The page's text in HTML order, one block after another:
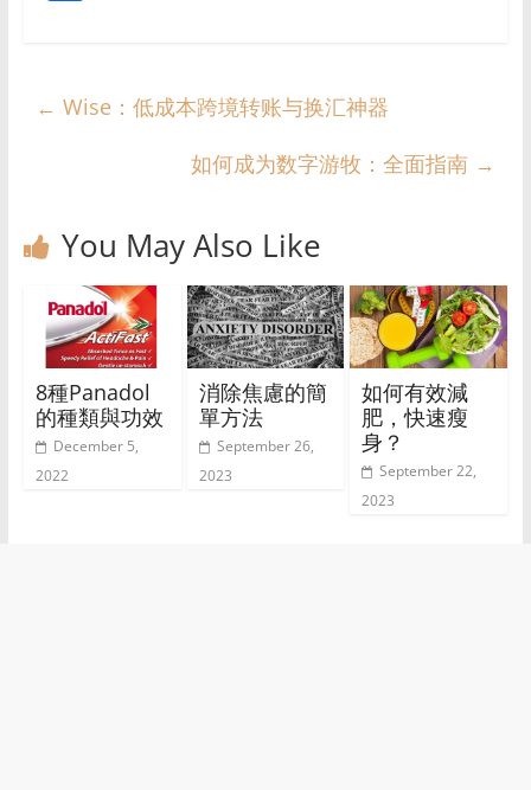
A
p
at n
g
er
b
o
o
a
m
Li
n
k
e
← Wise：低成本跨境转账与换汇神器
如何成为数字游牧：全面指南 →
You May Also Like
8種Panadol
的種類與功效
December 5,
2022
消除焦慮的簡
單方法
September 26,
2023
如何有效減
肥，快速瘦
身？
September 22,
2023